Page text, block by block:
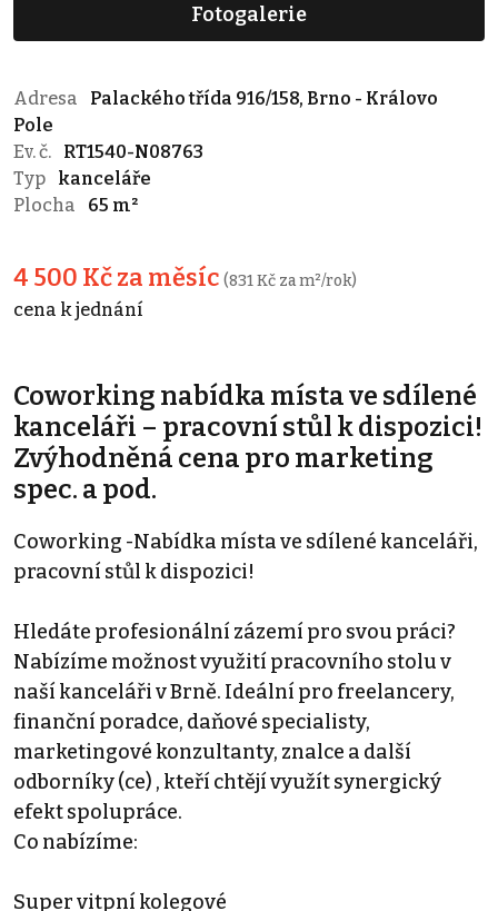
Fotogalerie
Adresa
Palackého třída 916/158, Brno - Královo
Pole
Ev. č.
RT1540-N08763
Typ
kanceláře
Plocha
65 m²
4 500 Kč za měsíc (831 Kč za m²/rok)
cena k jednání
Coworking nabídka místa ve sdílené
kanceláři – pracovní stůl k dispozici!
Zvýhodněná cena pro marketing
spec. a pod.
Coworking -Nabídka místa ve sdílené kanceláři,
pracovní stůl k dispozici!
Hledáte profesionální zázemí pro svou práci?
Nabízíme možnost využití pracovního stolu v
naší kanceláři v Brně. Ideální pro freelancery,
finanční poradce, daňové specialisty,
marketingové konzultanty, znalce a další
odborníky (ce) , kteří chtějí využít synergický
efekt spolupráce.
Co nabízíme:
Super vitpní kolegové